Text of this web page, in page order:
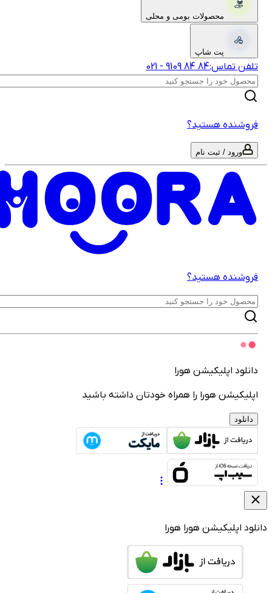
محصولات بومی و محلی
پت شاپ
تماس: 021-‎9109‎ ‎84‎ ‎84‎
هستید؟
ورود / ثبت نام
هستید؟
اپلیکیشن هورا
هورا را همراه خودتان داشته باشید
دانلود
اپلیکیشن هوراهورا